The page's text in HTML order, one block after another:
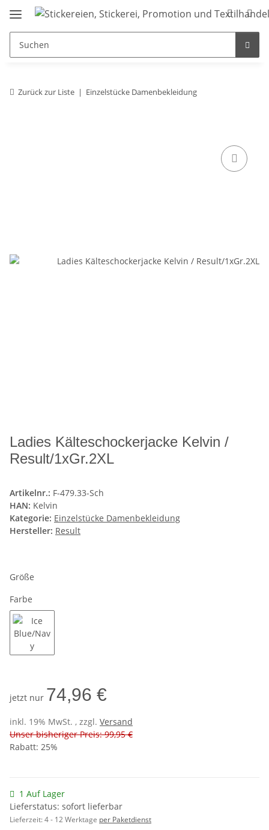
Zurück zur Liste Einzelstücke Damenbekleidung
Ladies Kälteschockerjacke Kelvin /
Result/1xGr.2XL
Artikelnr.: F-479.33-Sch
HAN: Kelvin
Kategorie: Einzelstücke Damenbekleidung
Hersteller: Result
Größe
Farbe
jetzt nur 74,96 €
inkl. 19% MwSt. , zzgl. Versand
Unser bisheriger Preis: 99,95 €
Rabatt: 25%
1 Auf Lager
Lieferstatus: sofort lieferbar
Lieferzeit:4 - 12 Werktage per Paketdienst